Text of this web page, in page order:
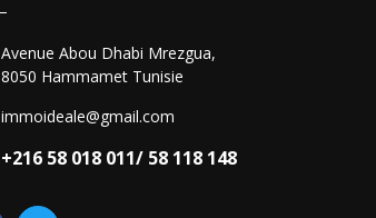
Avenue Abou Dhabi Mrezgua,
8050 Hammamet Tunisie
immoideale@gmail.com
+216 58 018 011/ 58 118 148